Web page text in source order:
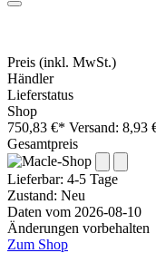
Preis (inkl. MwSt.)
Händler
Lieferstatus
Shop
750,83 €* Versand: 8,93
Gesamtpreis
Lieferbar: 4-5 Tage
Zustand: Neu
Daten vom 2026-08-10
Änderungen vorbehalten
Zum Shop